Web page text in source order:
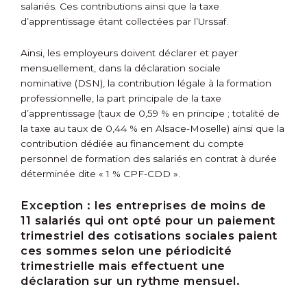
salariés. Ces contributions ainsi que la taxe
d’apprentissage étant collectées par l’Urssaf.
Ainsi, les employeurs doivent déclarer et payer
mensuellement, dans la déclaration sociale
nominative (DSN), la contribution légale à la formation
professionnelle, la part principale de la taxe
d’apprentissage (taux de 0,59 % en principe ; totalité de
la taxe au taux de 0,44 % en Alsace-Moselle) ainsi que la
contribution dédiée au financement du compte
personnel de formation des salariés en contrat à durée
déterminée dite « 1 % CPF-CDD ».
Exception : les entreprises de moins de
11 salariés qui ont opté pour un paiement
trimestriel des cotisations sociales paient
ces sommes selon une périodicité
trimestrielle mais effectuent une
déclaration sur un rythme mensuel.